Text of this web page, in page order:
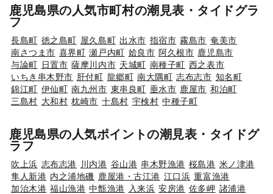
鹿児島県の人気市町村の潮見表・タイドグラ
フ
長島町 徳之島町 屋久島町 出水市 指宿市 霧島市 奄美市
南さつま市 喜界町 瀬戸内町 姶良市 阿久根市 鹿児島市
与論町 日置市 薩摩川内市 天城町 南種子町 西之表市
いちき串木野市 肝付町 龍郷町 南大隅町 志布志市 知名町
錦江町 伊仙町 南九州市 東串良町 垂水市 鹿屋市 和泊町
三島村 大和村 枕崎市 十島村 宇検村 中種子町
鹿児島県の人気ポイントの潮見表・タイドグ
ラフ
吹上浜 志布志港 川内港 谷山港 串木野漁港 桜島港 米ノ津港
隼人新港 内之浦地磯 鹿屋港・古江港 江口浜 重富漁港
加治木港 福山漁港 中甑漁港 入来浜 安房港 佐多岬 諸浦港